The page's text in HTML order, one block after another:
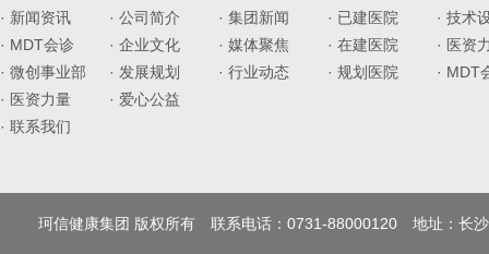
· 新闻资讯
· MDT会诊
· 微创事业部
· 医资力量
· 联系我们
· 公司简介
· 企业文化
· 发展规划
· 爱心公益
· 集团新闻
· 媒体聚焦
· 行业动态
· 已建医院
· 在建医院
· 规划医院
· 技术
· 医资
· MDT
珂信健康集团 版权所有 联系电话：0731-88000120 地址：